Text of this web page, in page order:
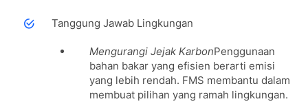
Tanggung Jawab Lingkungan
Mengurangi Jejak KarbonPenggunaan
bahan bakar yang efisien berarti emisi
yang lebih rendah. FMS membantu dalam
membuat pilihan yang ramah lingkungan.